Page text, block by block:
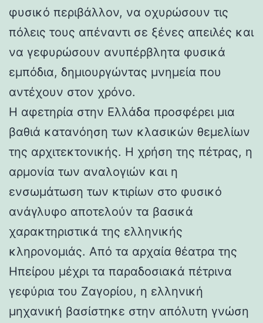
φυσικό περιβάλλον, να οχυρώσουν τις
πόλεις τους απέναντι σε ξένες απειλές και
να γεφυρώσουν ανυπέρβλητα φυσικά
εμπόδια, δημιουργώντας μνημεία που
αντέχουν στον χρόνο.
Η αφετηρία στην Ελλάδα προσφέρει μια
βαθιά κατανόηση των κλασικών θεμελίων
της αρχιτεκτονικής. Η χρήση της πέτρας, η
αρμονία των αναλογιών και η
ενσωμάτωση των κτιρίων στο φυσικό
ανάγλυφο αποτελούν τα βασικά
χαρακτηριστικά της ελληνικής
κληρονομιάς. Από τα αρχαία θέατρα της
Ηπείρου μέχρι τα παραδοσιακά πέτρινα
γεφύρια του Ζαγορίου, η ελληνική
μηχανική βασίστηκε στην απόλυτη γνώση